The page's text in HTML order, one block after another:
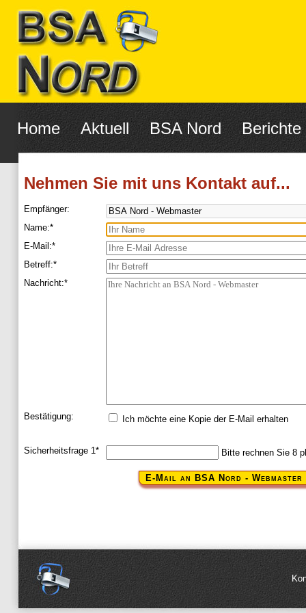
Navigation
überspringen
Home Aktuell BSA Nord Berichte
Nehmen Sie mit uns Kontakt auf...
Empfänger:
Pflichtfeld
Name:*
Pflichtfeld
E-Mail:*
Pflichtfeld
Betreff:*
Pflichtfeld
Nachricht:*
Bestätigung: Ich möchte eine Kopie der E-Mail erhalten
Pflichtfeld
Sicherheitsfrage 1* Bitte rechnen Sie 8